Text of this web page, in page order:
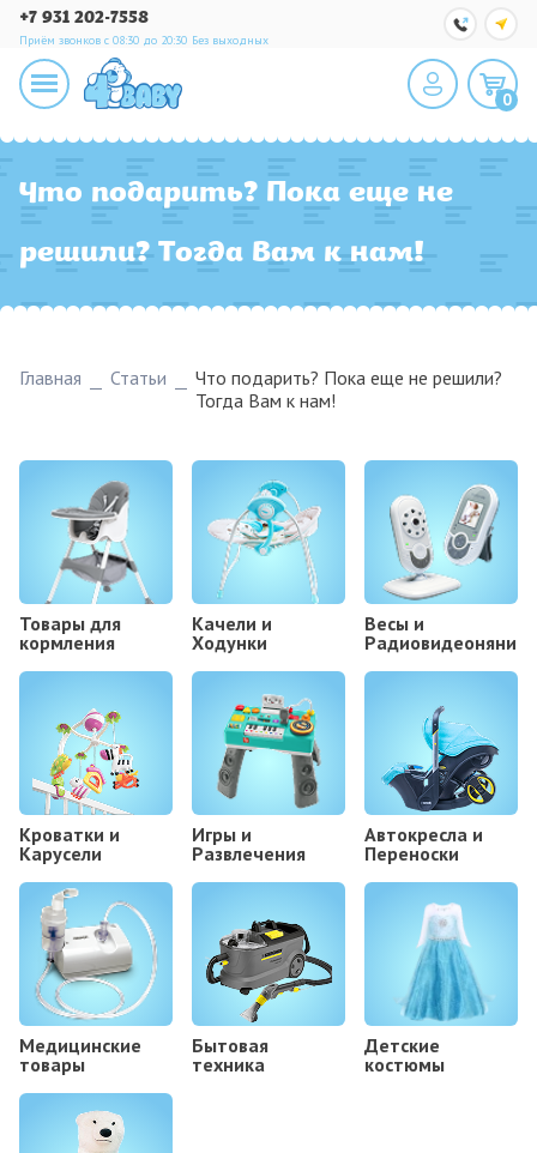
+7 931 202-7558
Приём звонков с 08:30 до 20:30 Без выходных
0
Что подарить? Пока еще не
решили? Тогда Вам к нам!
Главная Статьи
Что подарить? Пока еще не решили?
Тогда Вам к нам!
Товары для
кормления
Kачели и
Ходунки
Весы и
Радиовидеоняни
Кроватки и
Карусели
Игры и
Развлечения
Автокресла и
Переноски
Медицинские
товары
Бытовая
техника
Детские
костюмы